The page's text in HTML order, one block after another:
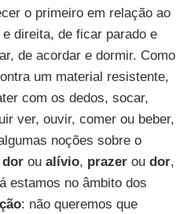
o primeiro em relação ao
direita, de ficar parado e
de acordar e dormir. Como
um material resistente,
com os dedos, socar,
ver, ouvir, comer ou beber,
noções sobre o
dorou alívio, prazerou dor,
estamos no âmbito dos
: não queremos que